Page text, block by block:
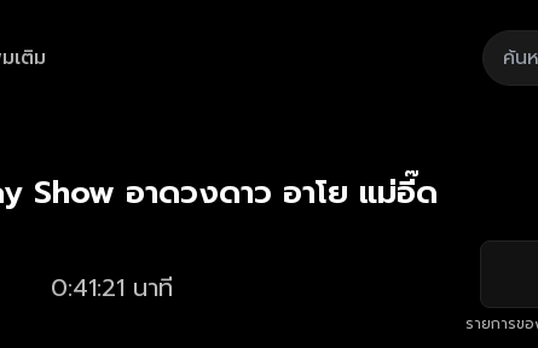
เติม
Show อาดวงดาว อาโย แม่อี๊ด
0:41:21 นาที
รายการข